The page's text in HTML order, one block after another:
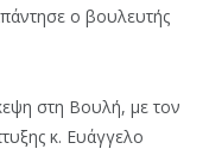
ο βουλευτής
στη Βουλή, με τον
κ. Ευάγγελο